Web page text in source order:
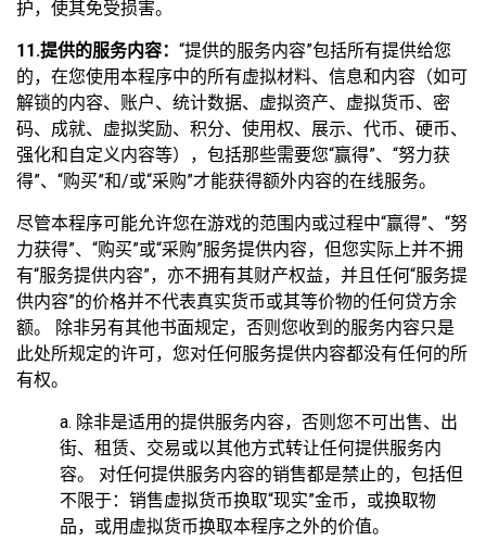
护，使其免受损害。
11.提供的服务内容： “提供的服务内容”包括所有提供给您
的，在您使用本程序中的所有虚拟材料、信息和内容（如可
解锁的内容、账户、统计数据、虚拟资产、虚拟货币、密
码、成就、虚拟奖励、积分、使用权、展示、代币、硬币、
强化和自定义内容等），包括那些需要您“赢得”、“努力获
得”、“购买”和/或“采购”才能获得额外内容的在线服务。
尽管本程序可能允许您在游戏的范围内或过程中“赢得”、“努
力获得”、“购买”或“采购”服务提供内容，但您实际上并不拥
有“服务提供内容”，亦不拥有其财产权益，并且任何“服务提
供内容”的价格并不代表真实货币或其等价物的任何贷方余
额。 除非另有其他书面规定，否则您收到的服务内容只是
此处所规定的许可，您对任何服务提供内容都没有任何的所
有权。
a. 除非是适用的提供服务内容，否则您不可出售、出
街、租赁、交易或以其他方式转让任何提供服务内
容。 对任何提供服务内容的销售都是禁止的，包括但
不限于：销售虚拟货币换取“现实”金币，或换取物
品，或用虚拟货币换取本程序之外的价值。